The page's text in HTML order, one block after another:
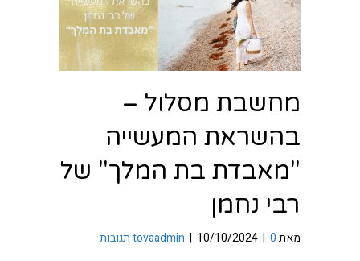
מחשבת מסלול –
בהשראת המעשייה
"מאבדת בת המלך" של
רבי נחמן
מאת tovaadmin | 10/10/2024 | 0 תגובות